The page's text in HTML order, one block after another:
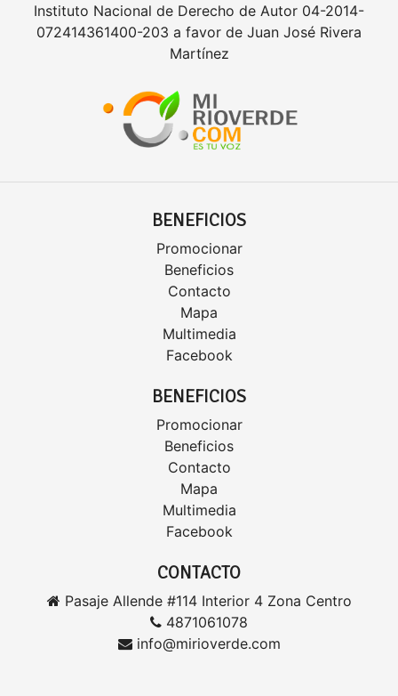
Instituto Nacional de Derecho de Autor 04-2014-
072414361400-203 a favor de Juan José Rivera
Martínez
BENEFICIOS
Promocionar
Beneficios
Contacto
Mapa
Multimedia
Facebook
BENEFICIOS
Promocionar
Beneficios
Contacto
Mapa
Multimedia
Facebook
CONTACTO
Pasaje Allende #114 Interior 4 Zona Centro
4871061078
info@mirioverde.com